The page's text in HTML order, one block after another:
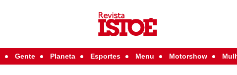
Gente Planeta Esportes Menu Motorshow